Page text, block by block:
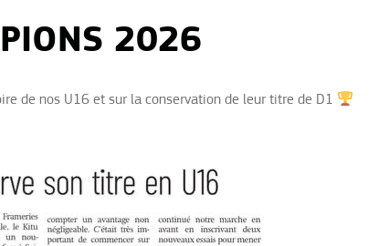
2026
de nos U16 et sur la conservation de leur titre de D1